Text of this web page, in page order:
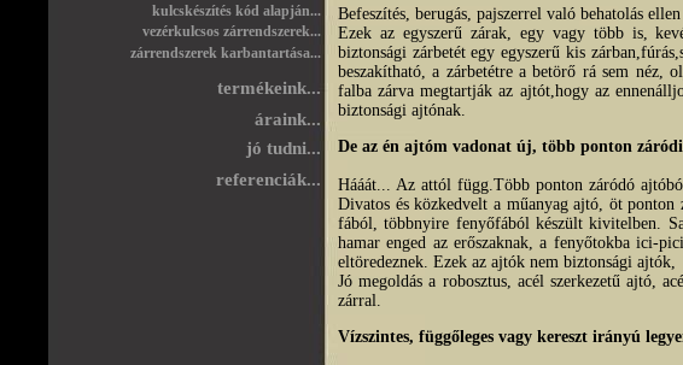
Befeszítés, berugás, pajszerrel való behatolás
Ezek az egyszerű zárak, egy vagy több is,
biztonsági zárbetét egy egyszerű kis
beszakítható, a zárbetétre a betörő rá sem néz,
falba zárva megtartják az ajtót,hogy az
biztonsági ajtónak.
De az én ajtóm vadonat új, több ponton
Hááát... Az attól függ.Több ponton záródó
Divatos és közkedvelt a műanyag ajtó, öt
fából, többnyire fenyőfából készült kivitelben.
hamar enged az erőszaknak, a fenyőtokba ici-
eltöredeznek. Ezek az ajtók nem biztonsági ajtók,
Jó megoldás a robosztus, acél szerkezetű ajtó,
zárral.
Vízszintes, függőleges vagy kereszt irányú
kulcskészítés kód alapján...
vezérkulcsos zárrendszerek...
zárrendszerek karbantartása...
termékeink...
áraink...
jó tudni...
referenciák...